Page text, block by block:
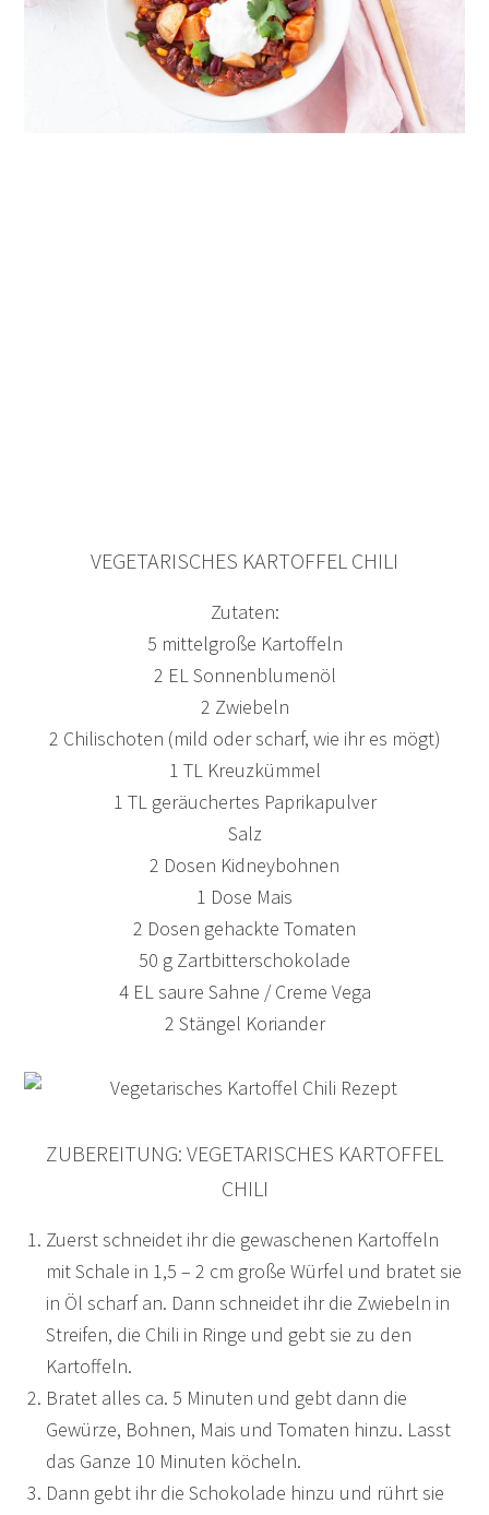
VEGETARISCHES KARTOFFEL CHILI
Zutaten:
5 mittelgroße Kartoffeln
2 EL Sonnenblumenöl
2 Zwiebeln
2 Chilischoten (mild oder scharf, wie ihr es mögt)
1 TL Kreuzkümmel
1 TL geräuchertes Paprikapulver
Salz
2 Dosen Kidneybohnen
1 Dose Mais
2 Dosen gehackte Tomaten
50 g Zartbitterschokolade
4 EL saure Sahne / Creme Vega
2 Stängel Koriander
ZUBEREITUNG: VEGETARISCHES KARTOFFEL
CHILI
Zuerst schneidet ihr die gewaschenen Kartoffeln
mit Schale in 1,5 – 2 cm große Würfel und bratet sie
in Öl scharf an. Dann schneidet ihr die Zwiebeln in
Streifen, die Chili in Ringe und gebt sie zu den
Kartoffeln.
Bratet alles ca. 5 Minuten und gebt dann die
Gewürze, Bohnen, Mais und Tomaten hinzu. Lasst
das Ganze 10 Minuten köcheln.
Dann gebt ihr die Schokolade hinzu und rührt sie